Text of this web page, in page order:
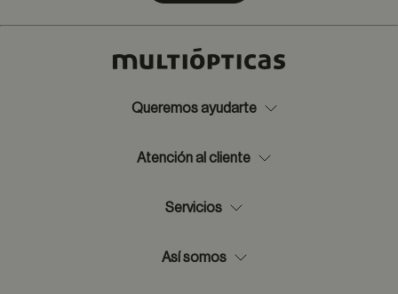
Queremos ayudarte
Atención al cliente
Servicios
Así somos